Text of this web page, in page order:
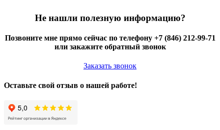
Не нашли полезную информацию?
Позвоните мне прямо сейчас по телефону +7 (846) 212-99-71
или закажите обратный звонок
Заказать звонок
Оставьте свой отзыв о нашей работе!